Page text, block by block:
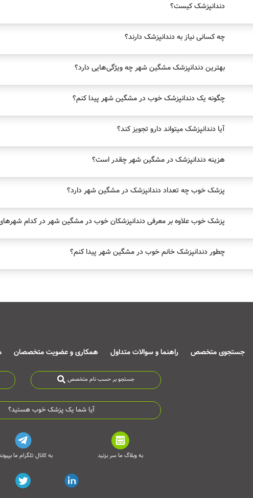
دندانپزشک کیست؟
چه کسانی نیاز به دندانپزشک دارند؟
بهترین دندانپزشک مشگین شهر چه ویژگی‌هایی دارد؟
چگونه یک دندانپزشک خوب در مشگین شهر پیدا کنم؟
آیا دندانپزشک میتواند دارو تجویز کند؟
هزینه دندانپزشک در مشگین شهر چقدر است؟
پزشک خوب چه تعداد دندانپزشک در مشگین شهر دارد؟
پزشک خوب علاوه بر معرفی دندانپزشکان خوب در مشگین شهر در کدام
چطور دندانپزشک خانم خوب در مشگین شهر پیدا کنم؟
جستجوی متخصص راهنما و سوالات متداول همکاری و عضویت متخصصان
جستجو بر حسب نام متخصص
آیا شما یک پزشک خوب هستید؟
به وبلاگ ما سر بزنید به کانال تلگرام ما